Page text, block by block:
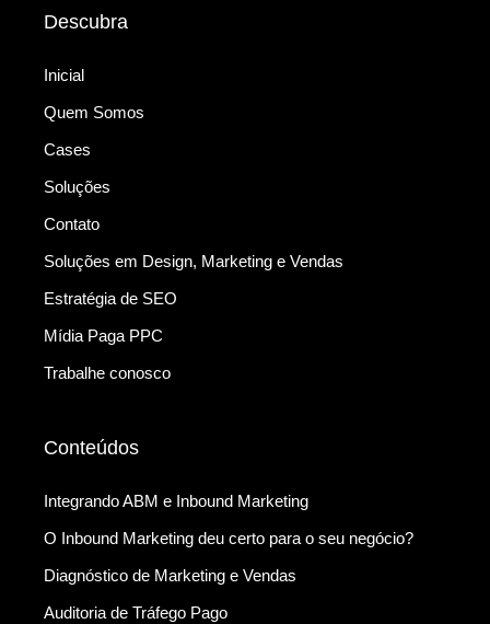
Descubra
Inicial
Quem Somos
Cases
Soluções
Contato
Soluções em Design, Marketing e Vendas
Estratégia de SEO
Mídia Paga PPC
Trabalhe conosco
Conteúdos
Integrando ABM e Inbound Marketing
O Inbound Marketing deu certo para o seu negócio?
Diagnóstico de Marketing e Vendas
Auditoria de Tráfego Pago